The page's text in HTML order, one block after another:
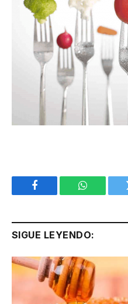
Facebook WhatsApp
SIGUE LEYENDO: